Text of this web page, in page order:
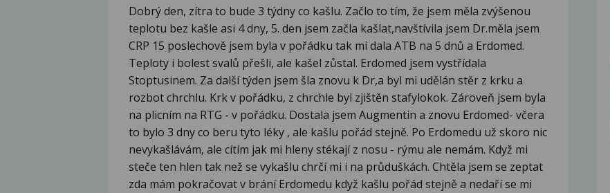
Dobrý den, zítra to bude 3 týdny co kašlu. Začlo to tím, že jsem měla zvýšenou
teplotu bez kašle asi 4 dny, 5. den jsem začla kašlat,navštívila jsem Dr.měla jsem
CRP 15 poslechově jsem byla v pořádku tak mi dala ATB na 5 dnů a Erdomed.
Teploty i bolest svalů přešli, ale kašel zůstal. Erdomed jsem vystřídala
Stoptusinem. Za další týden jsem šla znovu k Dr,a byl mi udělán stěr z krku a
rozbot chrchlu. Krk v pořádku, z chrchle byl zjištěn stafylokok. Zároveň jsem byla
na plicním na RTG - v pořádku. Dostala jsem Augmentin a znovu Erdomed- včera
to bylo 3 dny co beru tyto léky , ale kašlu pořád stejně. Po Erdomedu už skoro nic
nevykašlávám, ale cítím jak mi hleny stékají z nosu - rýmu ale nemám. Když mi
steče ten hlen tak než se vykašlu chrčí mi i na průduškách. Chtěla jsem se zeptat
zda mám pokračovat v brání Erdomedu když kašlu pořád stejně a nedaří se mi